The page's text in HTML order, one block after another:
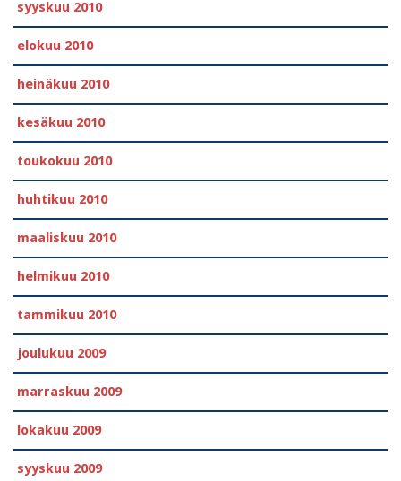
syyskuu 2010
elokuu 2010
heinäkuu 2010
kesäkuu 2010
toukokuu 2010
huhtikuu 2010
maaliskuu 2010
helmikuu 2010
tammikuu 2010
joulukuu 2009
marraskuu 2009
lokakuu 2009
syyskuu 2009